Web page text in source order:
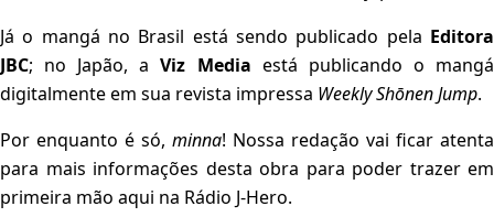
Já o mangá no Brasil está sendo publicado pela Editora
JBC; no Japão, aViz Media está publicando o mangá
digitalmente em sua revista impressa Weekly Shōnen Jump.
Por enquanto é só, minna! Nossa redação vai ficar atenta
para mais informações desta obra para poder trazer em
primeira mão aqui na Rádio J-Hero.